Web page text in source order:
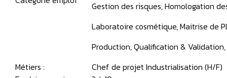
Gestion des risques, Homologation
Laboratoire cosmétique, Maitrise de
Production, Qualification &
Métiers :
Chef de projet Industrialisation (H/F)